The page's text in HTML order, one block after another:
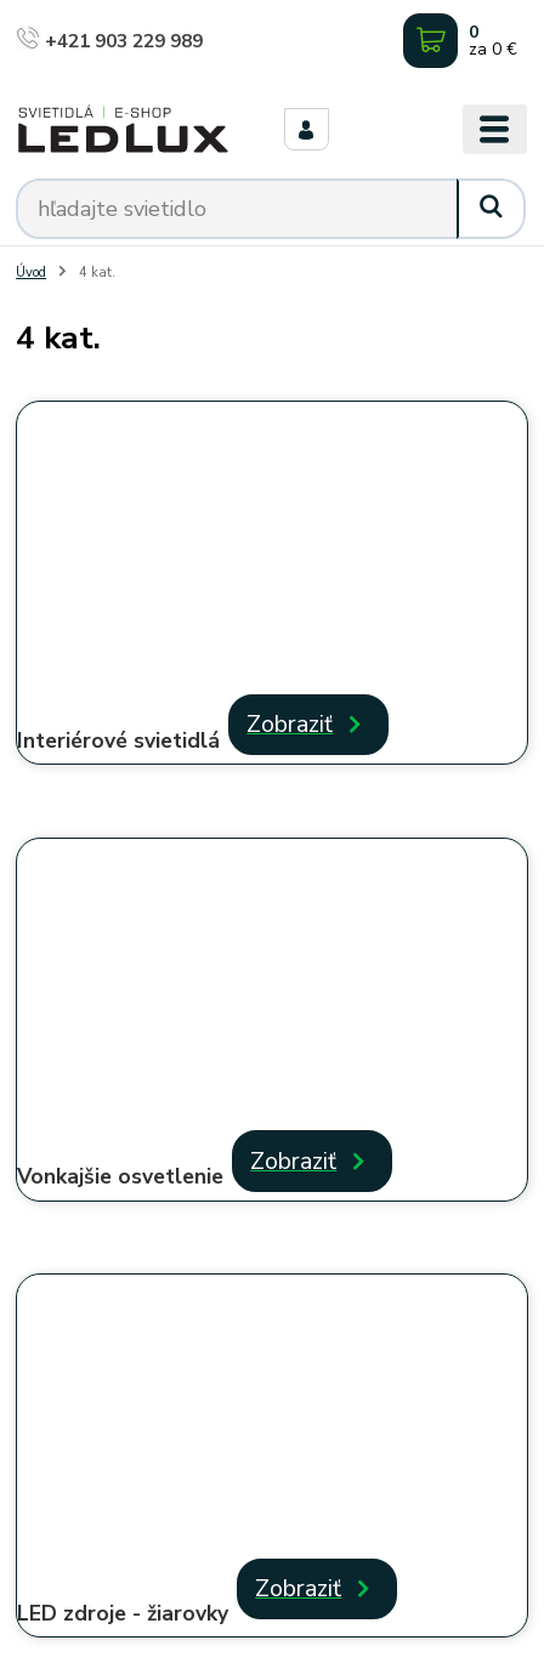
+421 903 229 989 0
za 0 €
Úvod 4 kat.
4 kat.
Interiérové svietidlá Zobraziť
Vonkajšie osvetlenie Zobraziť
LED zdroje - žiarovky
Zobraziť